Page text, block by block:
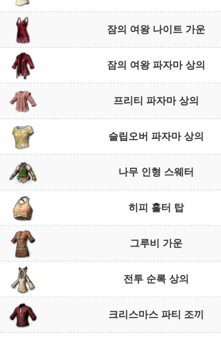
잠의 여왕 나이트 가운
잠의 여왕 파자마 상의
프리티 파자마 상의
슬립오버 파자마 상의
나무 인형 스웨터
히피 홀터 탑
그루비 가운
전투 순록 상의
크리스마스 파티 조끼